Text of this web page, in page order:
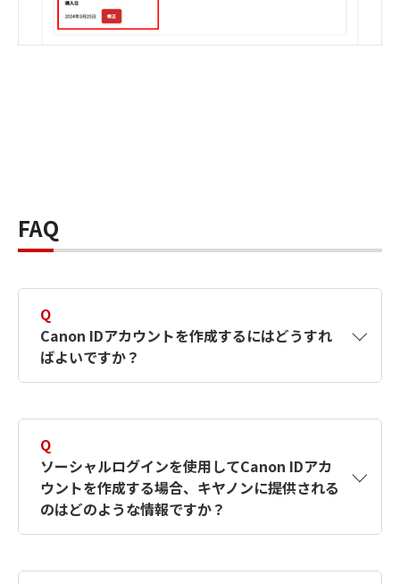
FAQ
Q
Canon IDアカウントを作成するにはどうすれ
ばよいですか？
す。詳しい作成方法は【カメラ】Canon IDとは
何ですか？Canon IDの作成方法は？をご確認く
ださい。
Q
ソーシャルログインを使用してCanon IDアカ
ウントを作成する場合、キヤノンに提供される
のはどのような情報ですか？